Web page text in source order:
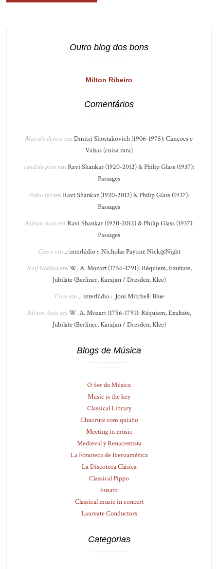
Outro blog dos bons
Milton Ribeiro
Comentários
Marcelo devotoem Dmitri Shostakovich (1906-1975): Canções e
Valsas (coisa rara)
candida piresem Ravi Shankar (1920-2012) & Philip Glass (1937):
Passages
Pedro Ipêem Ravi Shankar (1920-2012) & Philip Glass (1937):
Passages
Adilson Assisem Ravi Shankar (1920-2012) & Philip Glass (1937):
Passages
Cássioem .: interlúdio :. Nicholas Payton: Nick@Night
Raif Haddadem W. A. Mozart (1756-1791): Réquiem, Exultate,
Jubilate (Berliner, Karajan / Dresden, Klee)
Ciscoem .: interlúdio :. Joni Mitchell: Blue
Adilson Assisem W. A. Mozart (1756-1791): Réquiem, Exultate,
Jubilate (Berliner, Karajan / Dresden, Klee)
Blogs de Música
O Ser da Música
Music is the key
Classical Library
Chucrute com quiabo
Meeting in music
Medieval y Renacentista
La Fonoteca de Iberoamérica
La Discoteca Clásica
Classical Pippo
Susato
Classical music in concert
Laureate Conductors
Categorias